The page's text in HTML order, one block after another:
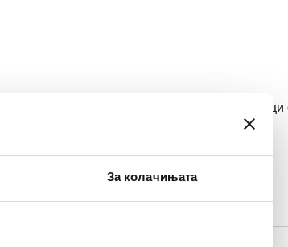
За колачињата
Држачи од нерѓосувачки челик за единици
НА АНАЛИЗА